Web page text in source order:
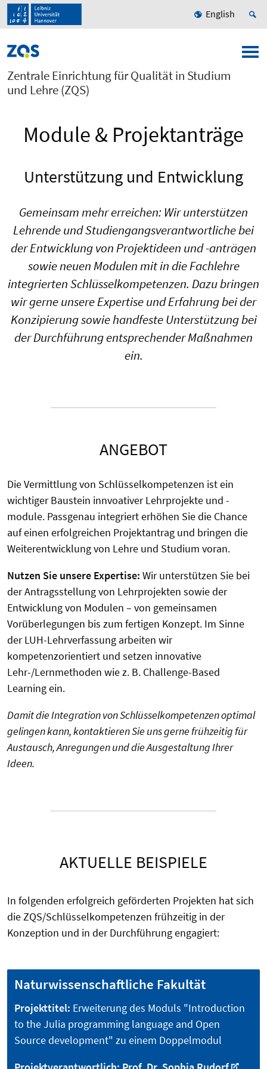
English
Zentrale Einrichtung für Qualität in Studium
und Lehre (ZQS)
Module & Projektanträge
Unterstützung und Entwicklung
Gemeinsam mehr erreichen: Wir unterstützen
Lehrende und Studiengangsverantwortliche bei
der Entwicklung von Projektideen und -anträgen
sowie neuen Modulen mit in die Fachlehre
integrierten Schlüsselkompetenzen. Dazu bringen
wir gerne unsere Expertise und Erfahrung bei der
Konzipierung sowie handfeste Unterstützung bei
der Durchführung entsprechender Maßnahmen
ein.
ANGEBOT
Die Vermittlung von Schlüsselkompetenzen ist ein
wichtiger Baustein innvoativer Lehrprojekte und -
module. Passgenau integriert erhöhen Sie die Chance
auf einen erfolgreichen Projektantrag und bringen die
Weiterentwicklung von Lehre und Studium voran.
Nutzen Sie unsere Expertise: Wir unterstützen Sie bei
der Antragsstellung von Lehrprojekten sowie der
Entwicklung von Modulen – von gemeinsamen
Vorüberlegungen bis zum fertigen Konzept. Im Sinne
der LUH-Lehrverfassung arbeiten wir
kompetenzorientiert und setzen innovative
Lehr-/Lernmethoden wie z. B. Challenge-Based
Learning ein.
Damit die Integration von Schlüsselkompetenzen optimal
gelingen kann, kontaktieren Sie uns gerne frühzeitig für
Austausch, Anregungen und die Ausgestaltung Ihrer
Ideen.
AKTUELLE BEISPIELE
In folgenden erfolgreich geförderten Projekten hat sich
die ZQS/Schlüsselkompetenzen frühzeitig in der
Konzeption und in der Durchführung engagiert:
Naturwissenschaftliche Fakultät
Projekttitel: Erweiterung des Moduls "Introduction
to the Julia programming language and Open
Source development" zu einem Doppelmodul